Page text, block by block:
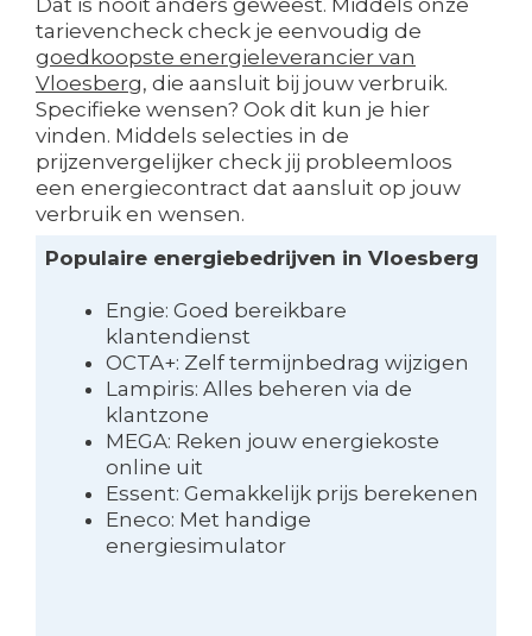
tarievencheck check je eenvoudig de
goedkoopste energieleverancier van
Vloesberg, die aansluit bij jouw verbruik.
Specifieke wensen? Ook dit kun je hier
vinden. Middels selecties in de
prijzenvergelijker check jij probleemloos
een energiecontract dat aansluit op jouw
verbruik en wensen.
Populaire energiebedrijven in Vloesberg
Engie: Goed bereikbare
klantendienst
OCTA+: Zelf termijnbedrag wijzigen
Lampiris: Alles beheren via de
klantzone
MEGA: Reken jouw energiekoste
online uit
Essent: Gemakkelijk prijs berekenen
Eneco: Met handige
energiesimulator